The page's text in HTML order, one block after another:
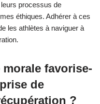
athlétique
Les attributs universels
le respect et l’équité.
positif, encourageant